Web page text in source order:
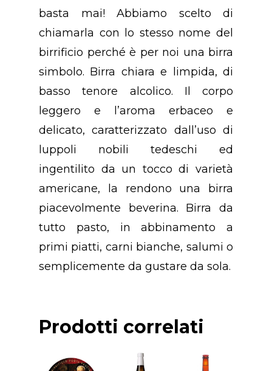
basta mai! Abbiamo scelto di
chiamarla con lo stesso nome del
birrificio perché è per noi una birra
simbolo. Birra chiara e limpida, di
basso tenore alcolico. Il corpo
leggero e l’aroma erbaceo e
delicato, caratterizzato dall’uso di
luppoli nobili tedeschi ed
ingentilito da un tocco di varietà
americane, la rendono una birra
piacevolmente beverina. Birra da
tutto pasto, in abbinamento a
primi piatti, carni bianche, salumi o
semplicemente da gustare da sola.
Prodotti correlati
Concept
Chi Siamo
Premio
Premio “PANIERE
Anno 2022
Premio “PANIERE
Prodotti
Formaggi
Contattaci
Newsletter